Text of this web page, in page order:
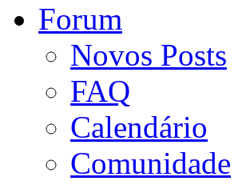
Forum
Novos Posts
FAQ
Calendário
Comunidade